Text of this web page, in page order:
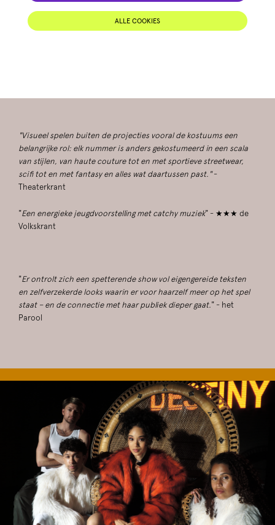
ALLE COOKIES
"Visueel spelen buiten de projecties vooral de kostuums een
belangrijke rol: elk nummer is anders gekostumeerd in een scala
van stijlen, van haute couture tot en met sportieve streetwear,
scifi tot en met fantasy en alles wat daartussen past."-
Theaterkrant
"Een energieke jeugdvoorstelling met catchy muziek" - ★★★ de
Volkskrant
"Er ontrolt zich een spetterende show vol eigengereide teksten
en zelfverzekerde looks waarin er voor haarzelf meer op het spel
staat – en de connectie met haar publiek dieper gaat." - het
Parool